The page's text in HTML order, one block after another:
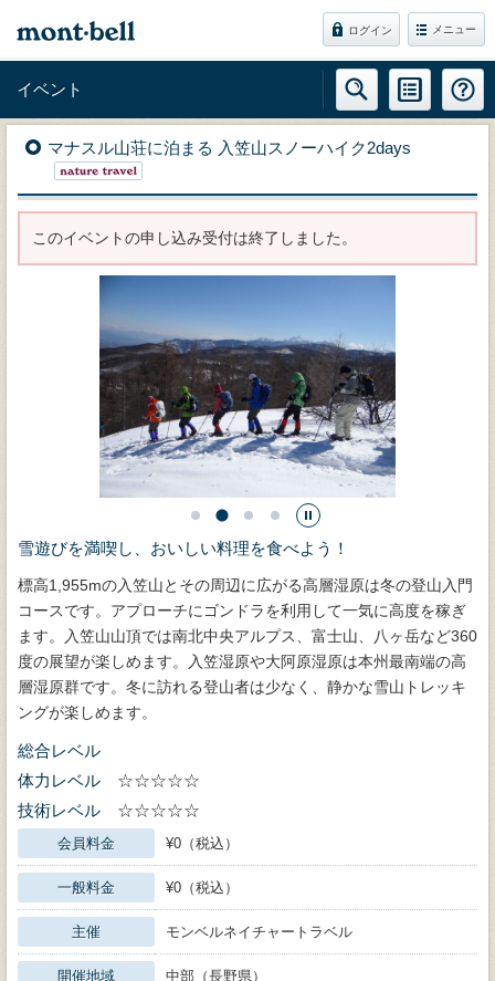
ログイン メニュー
イベント
マナスル山荘に泊まる 入笠山スノーハイク2days
このイベントの申し込み受付は終了しました。
雪遊びを満喫し、おいしい料理を食べよう！
標高1,955mの入笠山とその周辺に広がる高層湿原は冬の登山入門
コースです。アプローチにゴンドラを利用して一気に高度を稼ぎ
ます。入笠山山頂では南北中央アルプス、富士山、八ヶ岳など360
度の展望が楽しめます。入笠湿原や大阿原湿原は本州最南端の高
層湿原群です。冬に訪れる登山者は少なく、静かな雪山トレッキ
ングが楽しめます。
総合レベル
体力レベル
☆☆☆☆☆
技術レベル
☆☆☆☆☆
会員料金 ¥0（税込）
一般料金 ¥0（税込）
主催 モンベルネイチャートラベル
開催地域 中部（長野県）